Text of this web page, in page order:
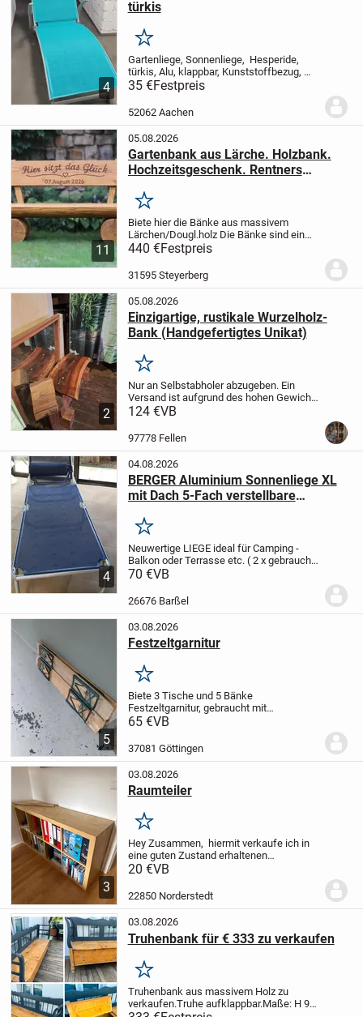
4
türkis
Merken
Gartenliege, Sonnenliege, Hesperide,
türkis, Alu, klappbar, Kunststoffbezug,
gut erhalten abzugeben
35 €Festpreis
52062 Aachen
11
05.08.2026
Gartenbank aus Lärche. Holzbank.
Hochzeitsgeschenk. Rentners
Merken
Biete hier die Bänke aus massivem
Lärchen/Dougl.holzDie Bänke sind ein
echter Blickfang in Ihrem Garten,
Wintergarten oder in Ihrem Wald. Die
Bank kann frei nach Ihren Wünschen
beschriftet werden,...
440 €Festpreis
31595 Steyerberg
2
05.08.2026
Einzigartige, rustikale Wurzelholz-
Bank (Handgefertigtes Unikat)
Merken
Nur an Selbstabholer abzugeben. Ein
Versand ist aufgrund des hohen Gewichts
leider nicht möglich. Beim Verladen kann
diese wunderschöne, massiv gefertigte
124 €VB
97778 Fellen
4
04.08.2026
BERGER Aluminium Sonnenliege XL
mit Dach 5-Fach verstellbare
Gartenliege Liege Balkon Liegestuhl
faltbar (Blau)
Merken
Neuwertige LIEGE ideal für Camping -
Balkon oder Terrasse etc. ( 2 x gebraucht
)5 - fach verstellbar
verstellbar
70 €VB
26676 Barßel
5
03.08.2026
Festzeltgarnitur
Merken
Biete 3 Tische und 5 Bänke
Festzeltgarnitur, gebraucht mit
Abnutzungsspuren, Tische 175×50cm
Göttingen. Bei Fragen einfach melden.
65 €VB
37081 Göttingen
3
03.08.2026
Raumteiler
Merken
Hey Zusammen, hiermit verkaufe ich in
eine guten Zustand erhaltenen
Raumteiler, bitte abholen.
20 €VB
22850 Norderstedt
03.08.2026
Truhenbank für € 333 zu verkaufen
Merken
Truhenbank aus massivem Holz zu
verkaufen.Truhe aufklappbar.Maße: H 99